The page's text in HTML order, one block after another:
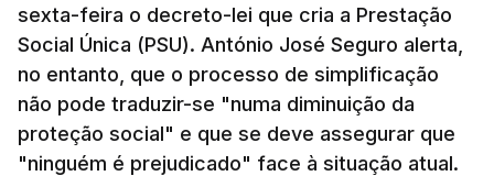
sexta-feira o decreto-lei que cria a Prestação
Social Única (PSU). António José Seguro alerta,
no entanto, que o processo de simplificação
não pode traduzir-se "numa diminuição da
proteção social" e que se deve assegurar que
"ninguém é prejudicado" face à situação atual.